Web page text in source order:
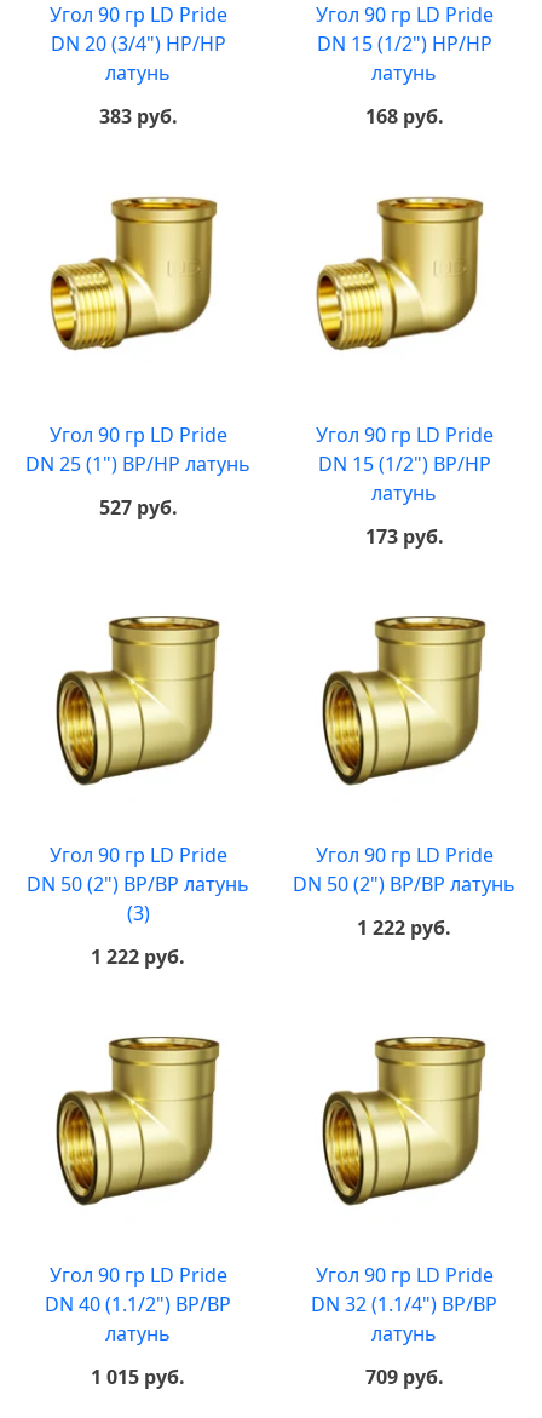
Угол 90 гр LD Pride
DN 20 (3/4") НР/НР
латунь
383 руб.
Угол 90 гр LD Pride
DN 15 (1/2") НР/НР
латунь
168 руб.
Угол 90 гр LD Pride
DN 25 (1") ВР/НР латунь
527 руб.
Угол 90 гр LD Pride
DN 15 (1/2") ВР/НР
латунь
173 руб.
Угол 90 гр LD Pride
DN 50 (2") ВР/ВР латунь
(3)
1 222 руб.
Угол 90 гр LD Pride
DN 50 (2") ВР/ВР латунь
1 222 руб.
Угол 90 гр LD Pride
DN 40 (1.1/2") ВР/ВР
латунь
1 015 руб.
Угол 90 гр LD Pride
DN 32 (1.1/4") ВР/ВР
латунь
709 руб.